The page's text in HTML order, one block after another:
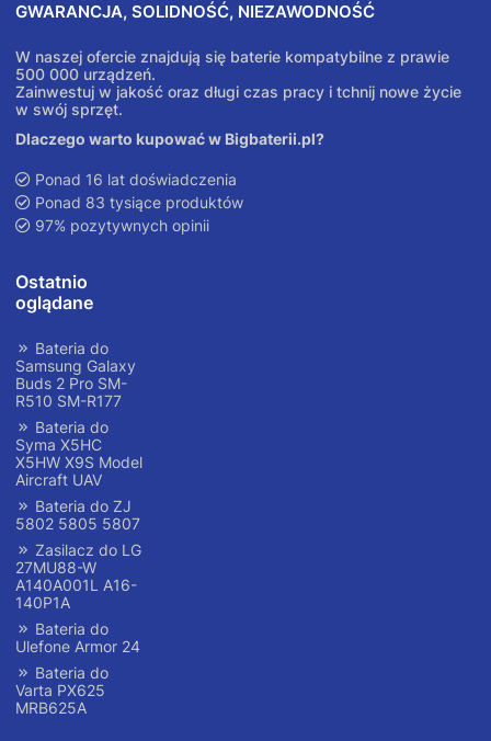
GWARANCJA, SOLIDNOŚĆ, NIEZAWODNOŚĆ
W naszej ofercie znajdują się baterie kompatybilne z prawie
500 000 urządzeń.
Zainwestuj w jakość oraz długi czas pracy i tchnij nowe życie
w swój sprzęt.
Dlaczego warto kupować w Bigbaterii.pl?
Ponad 16 lat doświadczenia
Ponad 83 tysiące produktów
97% pozytywnych opinii
Ostatnio
oglądane
Bateria do
Samsung Galaxy
Buds 2 Pro SM-
R510 SM-R177
Bateria do
Syma X5HC
X5HW X9S Model
Aircraft UAV
Bateria do ZJ
5802 5805 5807
Zasilacz do LG
27MU88-W
A140A001L A16-
140P1A
Bateria do
Ulefone Armor 24
Bateria do
Varta PX625
MRB625A